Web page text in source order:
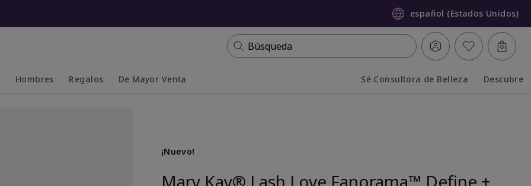
español (Estados Unidos)
Búsqueda
Hombres Regalos De Mayor Venta Sé Consultora de Belleza Descubre
¡Nuevo!
Mary Kay® Lash Love Fanorama™ Define +